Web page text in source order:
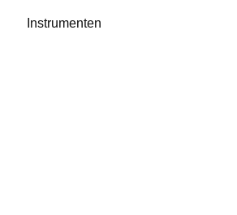
Instrumenten